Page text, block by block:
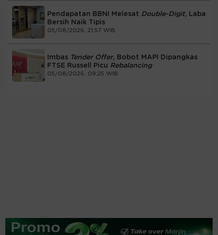
Pendapatan BBNI Melesat Double-Digit, Laba
Bersih Naik Tipis
05/08/2026, 21:57 WIB
Imbas Tender Offer, Bobot MAPI Dipangkas
FTSE Russell Picu Rebalancing
05/08/2026, 09:25 WIB